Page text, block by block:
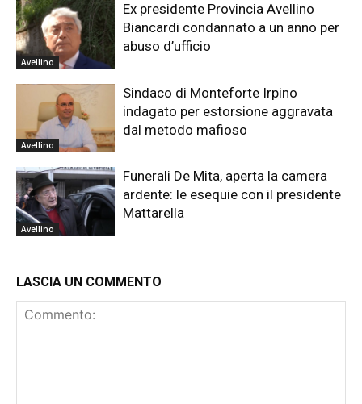
Avellino
Ex presidente Provincia Avellino
Biancardi condannato a un anno per
abuso d’ufficio
Avellino
Sindaco di Monteforte Irpino
indagato per estorsione aggravata
dal metodo mafioso
Avellino
Funerali De Mita, aperta la camera
ardente: le esequie con il presidente
Mattarella
LASCIA UN COMMENTO